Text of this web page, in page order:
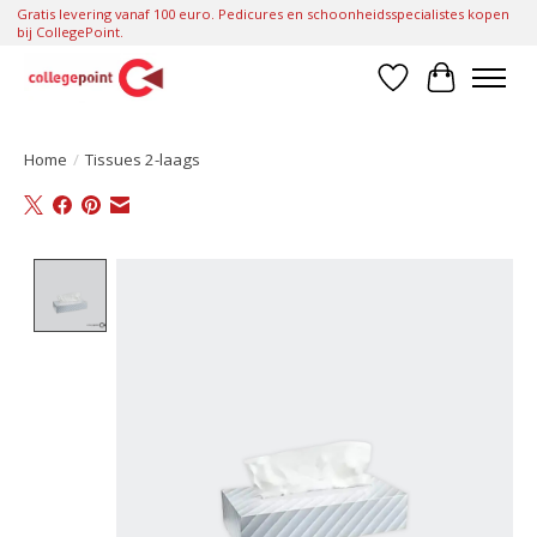
Gratis levering vanaf 100 euro. Pedicures en schoonheidsspecialistes kopen
bij CollegePoint.
Verlanglijst
Home / Tissues 2-laags